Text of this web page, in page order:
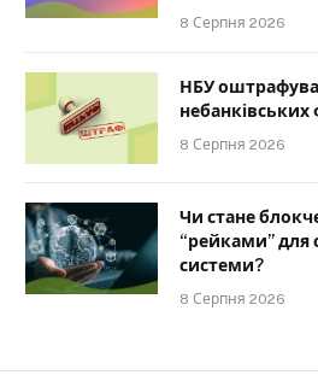
8 Серпня 2026
НБУ
небанківських
8 Серпня 2026
Чи стане
“рейками” для
системи?
8 Серпня 2026